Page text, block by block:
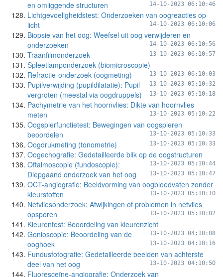
en omliggende structuren
14-10-2023 06:10:46
Lichtgevoeligheidstest: Onderzoeken van oogreacties op
licht
14-10-2023 06:10:06
Biopsie van het oog: Weefsel uit oog verwijderen en
onderzoeken
14-10-2023 06:10:56
Traanfilmonderzoek 13-10-2023 06:10:57
Spleetlamponderzoek (biomicroscopie)
13-10-2023 06:10:03
Refractie-onderzoek (oogmeting)
13-10-2023 05:10:32
Pupilverwijding (pupildilatatie): Pupil
vergroten (meestal via oogdruppels)
13-10-2023 05:10:18
Pachymetrie van het hoornvlies: Dikte van hoornvlies
meten
13-10-2023 05:10:22
Oogspierfunctietest: Bewegingen van oogspieren
beoordelen
13-10-2023 05:10:33
Oogdrukmeting (tonometrie) 13-10-2023 05:10:33
Oogechografie: Gedetailleerde blik op de oogstructuren
13-10-2023 05:10:44
Oftalmoscopie (fundoscopie):
Diepgaand onderzoek van het oog
13-10-2023 05:10:47
OCT-angiografie: Beeldvorming van oogbloedvaten zonder
kleurstoffen
13-10-2023 05:10:10
Netvliesonderzoek: Afwijkingen of problemen in netvlies
opsporen
13-10-2023 05:10:02
Kleurentest: Beoordeling van kleurenzicht
13-10-2023 04:10:08
Gonioscopie: Beoordeling van de
ooghoek
13-10-2023 04:10:16
Fundusfotografie: Gedetailleerde beelden van achterste
deel van het oog
13-10-2023 04:10:50
Fluoresceïne-angiografie: Onderzoek van